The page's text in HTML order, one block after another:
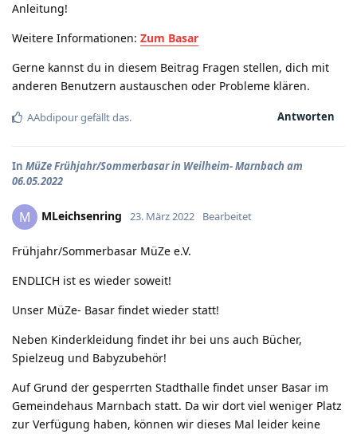
Anleitung!
Weitere Informationen: Zum Basar
Gerne kannst du in diesem Beitrag Fragen stellen, dich mit
anderen Benutzern austauschen oder Probleme klären.
Antworten
AAbdipourgefällt das.
In MüZe Frühjahr/Sommerbasar in Weilheim- Marnbach am
06.05.2022
M MLeichsenring 23. März 2022 Bearbeitet
Frühjahr/Sommerbasar MüZe e.V.
ENDLICH ist es wieder soweit!
Unser MüZe- Basar findet wieder statt!
Neben Kinderkleidung findet ihr bei uns auch Bücher,
Spielzeug und Babyzubehör!
Auf Grund der gesperrten Stadthalle findet unser Basar im
Gemeindehaus Marnbach statt. Da wir dort viel weniger Platz
zur Verfügung haben, können wir dieses Mal leider keine